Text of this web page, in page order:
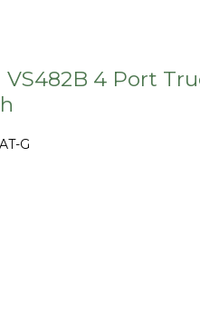
VS482B 4 Port
G